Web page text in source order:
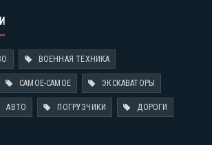
ВОЕННАЯ ТЕХНИКА
САМОЕ-САМОЕ ЭКСКАВАТОРЫ
АВТО ПОГРУЗЧИКИ ДОРОГИ